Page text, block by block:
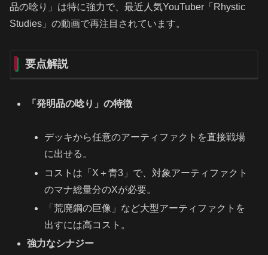
品の唸り」は特に強力で、最近人気YouTuber「Rhystic
Studies」の動画で再注目されています。
要点解説
「発明品の唸り」の特徴
デッキから任意のアーティファクトを直接戦場
に出せる。
コストは「X＋青3」で、対象アーティファクト
のマナ総量分のXが必要。
「荒廃鋼の巨像」など大型アーティファクトを
出すには高コスト。
強力なシナジー